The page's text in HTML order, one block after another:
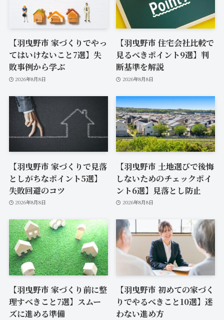
【羽曳野市 家づくりでやっ
てはいけないこと7選】失
敗事例から学ぶ
2026年8月8日
【羽曳野市 住宅会社比較で
見るべきポイント9選】判
断基準を解説
2026年8月8日
【羽曳野市 家づくりで見落
としがちなポイント5選】
失敗回避のコツ
2026年8月8日
【羽曳野市 土地選びで後悔
しないためのチェックポイ
ント6選】見落とし防止
2026年8月8日
【羽曳野市 家づくり前に整
理すべきこと7選】スムー
ズに進める準備
【羽曳野市 初めての家づく
りでやるべきこと10選】迷
わない進め方